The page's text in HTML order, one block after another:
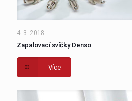
4. 3. 2018
Zapalovací svíčky Denso
Více